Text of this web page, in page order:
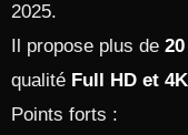
2025.
Il propose plus de
qualité Full HD et 4K
Points forts :